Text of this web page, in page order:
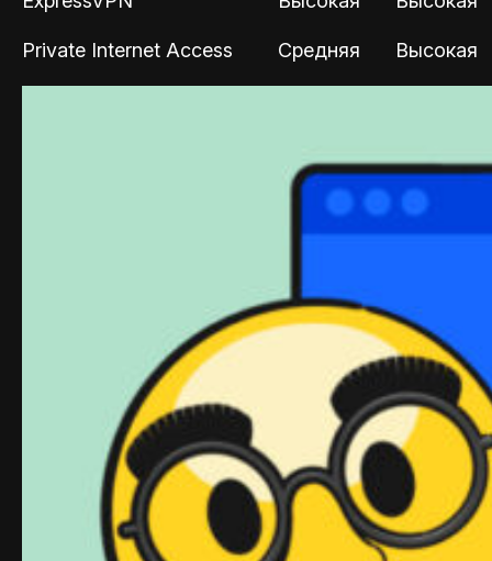
Private Internet Access Средняя Высокая